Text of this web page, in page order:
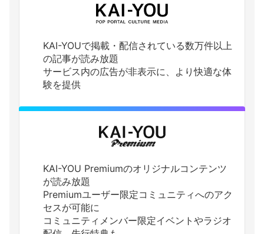
KAI-YOUで掲載・配信されている数万件以上
の記事が読み放題
サービス内の広告が非表示に、より快適な体
験を提供
KAI-YOU Premiumのオリジナルコンテンツ
が読み放題
Premiumユーザー限定コミュニティへのアク
セスが可能に
コミュニティメンバー限定イベントやラジオ